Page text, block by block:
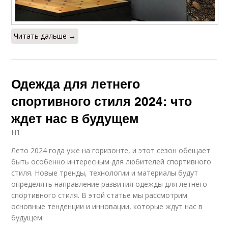
Читать дальше →
Одежда для летнего
спортивного стиля 2024: что
ждет нас в будущем
H1
Лето 2024 года уже на горизонте, и этот сезон обещает
быть особенно интересным для любителей спортивного
стиля. Новые тренды, технологии и материалы будут
определять направление развития одежды для летнего
спортивного стиля. В этой статье мы рассмотрим
основные тенденции и инновации, которые ждут нас в
будущем.